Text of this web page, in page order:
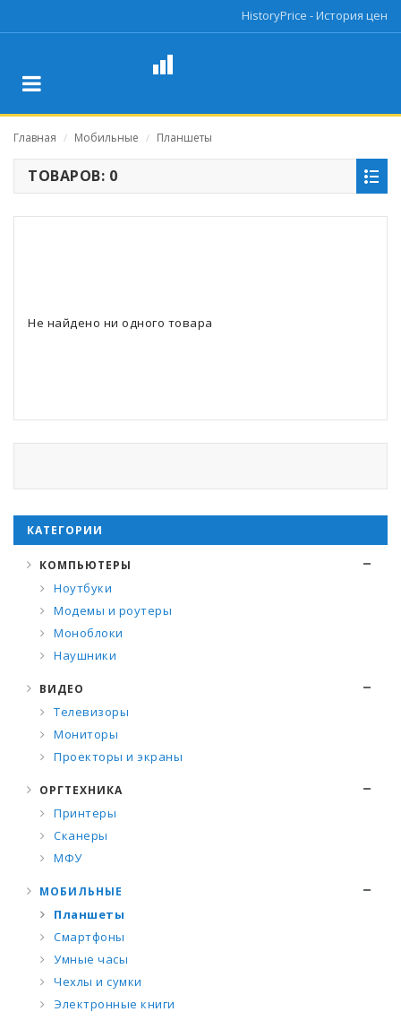
HistoryPrice - История цен
Главная / Мобильные / Планшеты
ТОВАРОВ: 0
Не найдено ни одного товара
КАТЕГОРИИ
КОМПЬЮТЕРЫ
Ноутбуки
Модемы и роутеры
Моноблоки
Наушники
ВИДЕО
Телевизоры
Мониторы
Проекторы и экраны
ОРГТЕХНИКА
Принтеры
Сканеры
МФУ
МОБИЛЬНЫЕ
Планшеты
Смартфоны
Умные часы
Чехлы и сумки
Электронные книги